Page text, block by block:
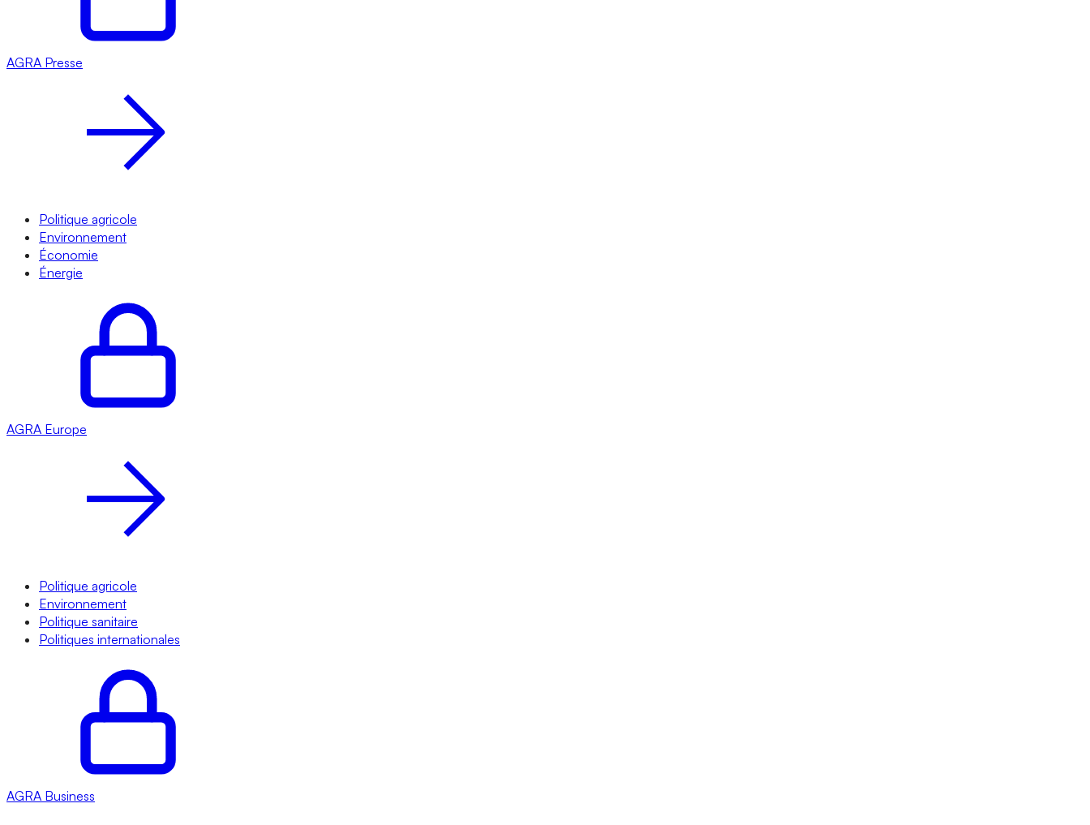
AGRA Presse
Politique agricole
Environnement
Économie
Énergie
AGRA Europe
Politique agricole
Environnement
Politique sanitaire
Politiques internationales
AGRA Business